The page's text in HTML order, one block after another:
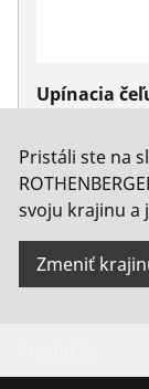
Upínacia
Pristáli ste na
svoju krajinu a
Zmeniť